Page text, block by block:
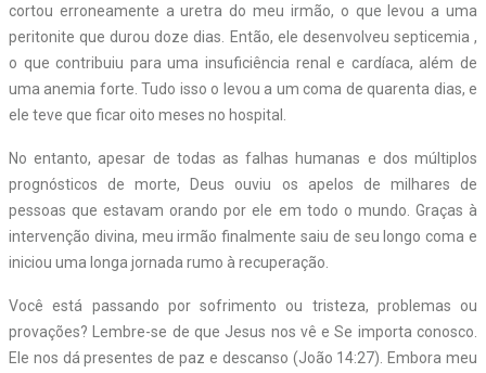
cortou erroneamente a uretra do meu irmão, o que levou a uma
peritonite que durou doze dias. Então, ele desenvolveu septicemia ,
o que contribuiu para uma insuficiência renal e cardíaca, além de
uma anemia forte. Tudo isso o levou a um coma de quarenta dias, e
ele teve que ficar oito meses no hospital.
No entanto, apesar de todas as falhas humanas e dos múltiplos
prognósticos de morte, Deus ouviu os apelos de milhares de
pessoas que estavam orando por ele em todo o mundo. Graças à
intervenção divina, meu irmão finalmente saiu de seu longo coma e
iniciou uma longa jornada rumo à recuperação.
Você está passando por sofrimento ou tristeza, problemas ou
provações? Lembre-se de que Jesus nos vê e Se importa conosco.
Ele nos dá presentes de paz e descanso (João 14:27). Embora meu